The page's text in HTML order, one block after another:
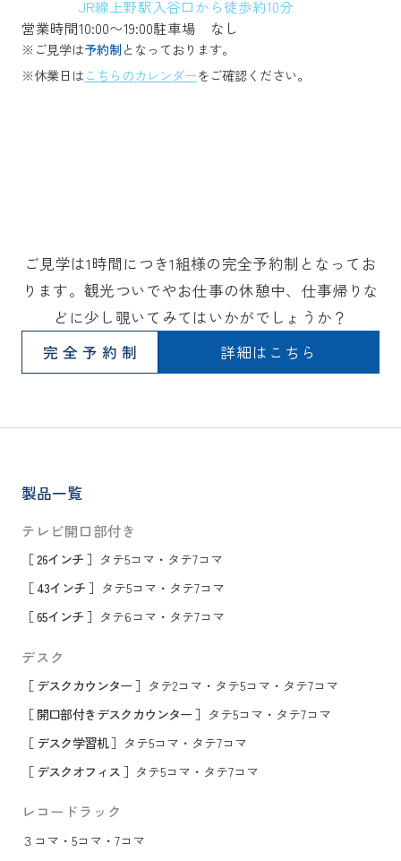
JR線上野駅入谷口から徒歩約10分
営業時間10:00〜19:00駐車場 なし
※ご見学は予約制となっております。
※休業日はこちらのカレンダーをご確認ください。
ご見学は1時間につき1組様の完全予約制となってお
ります。観光ついでやお仕事の休憩中、仕事帰りな
どに少し覗いてみてはいかがでしょうか？
完全予約制
詳細はこちら
製品一覧
テレビ開口部付き
［ 26インチ ］ タテ5コマ ・ タテ7コマ
［ 43インチ ］ タテ5コマ ・ タテ7コマ
［ 65インチ ］ タテ6コマ ・ タテ7コマ
デスク
［ デスクカウンター ］ タテ2コマ ・ タテ5コマ ・ タテ7コマ
［ 開口部付きデスクカウンター ］ タテ5コマ ・ タテ7コマ
［ デスク学習机 ］ タテ5コマ ・ タテ7コマ
［ デスクオフィス ］ タテ5コマ ・ タテ7コマ
レコードラック
３コマ ・ 5コマ ・ 7コマ